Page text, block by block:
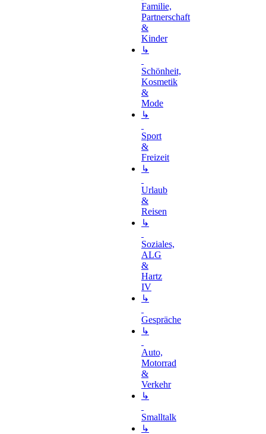
Familie,
Partnerschaft
&
Kinder
↳
Schönheit,
Kosmetik
&
Mode
↳
Sport
&
Freizeit
↳
Urlaub
&
Reisen
↳
Soziales,
ALG
&
Hartz
IV
↳
Gespräche
↳
Auto,
Motorrad
&
Verkehr
↳
Smalltalk
↳